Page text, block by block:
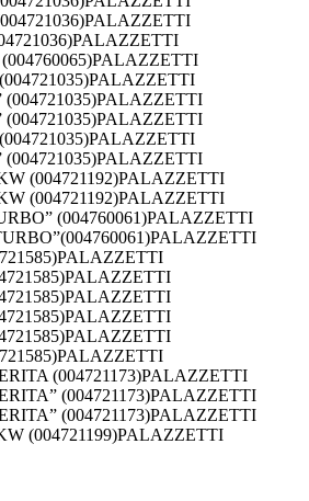
(004721035)PALAZZETTI
(004721035)PALAZZETTI
(004721035)PALAZZETTI
(004721192)PALAZZETTI
(004721192)PALAZZETTI
(004760061)PALAZZETTI
(004721173)PALAZZETTI
(004721173)PALAZZETTI
(004721173)PALAZZETTI
(004721199)PALAZZETTI